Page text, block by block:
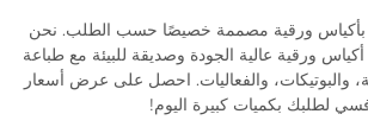
بأكياس ورقية مصممة خصيصًا حسب الطلب. نحن
ورقية عالية الجودة وصديقة للبيئة مع طباعة
والبوتيكات، والفعاليات. احصل على عرض أسعار
لطلبك بكميات كبيرة اليوم!